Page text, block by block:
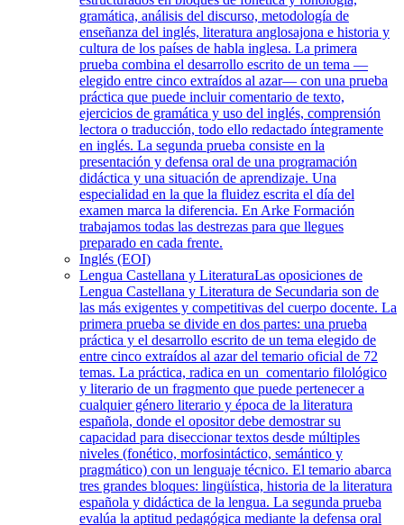
gramática, análisis del discurso, metodología de
enseñanza del inglés, literatura anglosajona e historia y
cultura de los países de habla inglesa. La primera
prueba combina el desarrollo escrito de un tema —
elegido entre cinco extraídos al azar— con una prueba
práctica que puede incluir comentario de texto,
ejercicios de gramática y uso del inglés, comprensión
lectora o traducción, todo ello redactado íntegramente
en inglés. La segunda prueba consiste en la
presentación y defensa oral de una programación
didáctica y una situación de aprendizaje. Una
especialidad en la que la fluidez escrita el día del
examen marca la diferencia. En Arke Formación
trabajamos todas las destrezas para que llegues
preparado en cada frente.
Inglés (EOI)
Lengua Castellana y LiteraturaLas oposiciones de
Lengua Castellana y Literatura de Secundaria son de
las más exigentes y competitivas del cuerpo docente. La
primera prueba se divide en dos partes: una prueba
práctica y el desarrollo escrito de un tema elegido de
entre cinco extraídos al azar del temario oficial de 72
temas. La práctica, radica en un comentario filológico
y literario de un fragmento que puede pertenecer a
cualquier género literario y época de la literatura
española, donde el opositor debe demostrar su
capacidad para diseccionar textos desde múltiples
niveles (fonético, morfosintáctico, semántico y
pragmático) con un lenguaje técnico. El temario abarca
tres grandes bloques: lingüística, historia de la literatura
española y didáctica de la lengua. La segunda prueba
evalúa la aptitud pedagógica mediante la defensa oral